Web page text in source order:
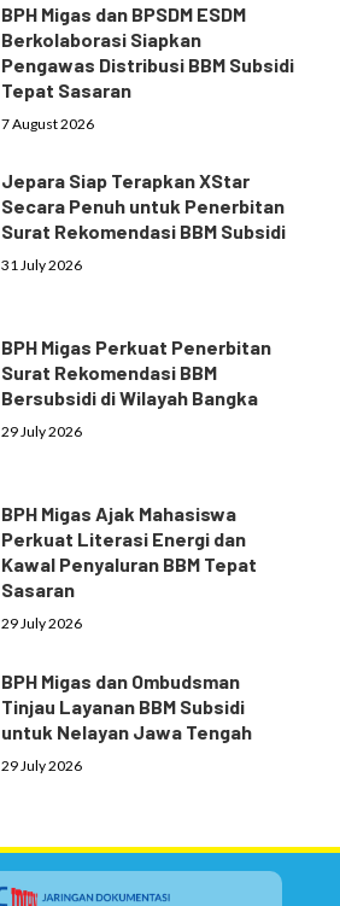
BPH Migas dan BPSDM ESDM
Berkolaborasi Siapkan
Pengawas Distribusi BBM Subsidi
Tepat Sasaran
7 August 2026
Jepara Siap Terapkan XStar
Secara Penuh untuk Penerbitan
Surat Rekomendasi BBM Subsidi
31 July 2026
BPH Migas Perkuat Penerbitan
Surat Rekomendasi BBM
Bersubsidi di Wilayah Bangka
29 July 2026
BPH Migas Ajak Mahasiswa
Perkuat Literasi Energi dan
Kawal Penyaluran BBM Tepat
Sasaran
29 July 2026
BPH Migas dan Ombudsman
Tinjau Layanan BBM Subsidi
untuk Nelayan Jawa Tengah
29 July 2026